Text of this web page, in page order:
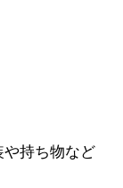
持ち物など